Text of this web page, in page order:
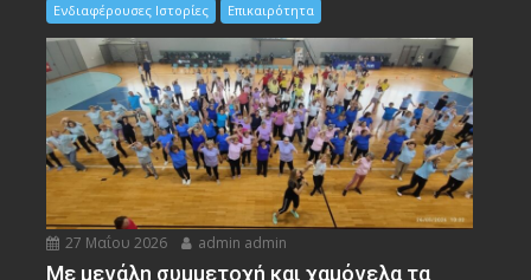
Ενδιαφέρουσες Ιστορίες Επικαιρότητα
27 Μαΐου 2026 admin admin
Με μεγάλη συμμετοχή και χαμόγελα τα